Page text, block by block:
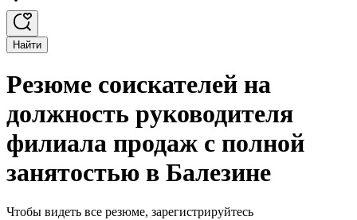
Найти
Резюме соискателей на
должность руководителя
филиала продаж с полной
занятостью в Балезине
Чтобы видеть все резюме, зарегистрируйтесь